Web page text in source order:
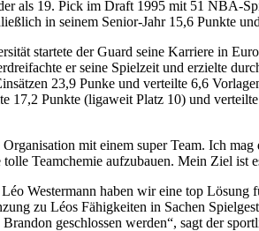
als 19. Pick im Draft 1995 mit 51 NBA-
in seinem Senior-Jahr 15,6 Punkte
startete der Guard seine Karriere in
er seine Spielzeit und erzielte
23,9 Punke und verteilte 6,6
17,2 Punkte (ligaweit Platz 10) und
mit einem super Team. Ich
Teamchemie aufzubauen. Mein Ziel ist
Westermann haben wir eine top Lösung
zu Léos Fähigkeiten in Sachen
geschlossen werden“, sagt der